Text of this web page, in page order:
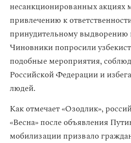
несанкционированных акциях
привлечению к
принудительному выдворению
Чиновники попросили
подобные мероприятия,
Российской Федерации и
людей.
Как отмечает «Озодлик»,
«Весна» после объявления
мобилизации призвало